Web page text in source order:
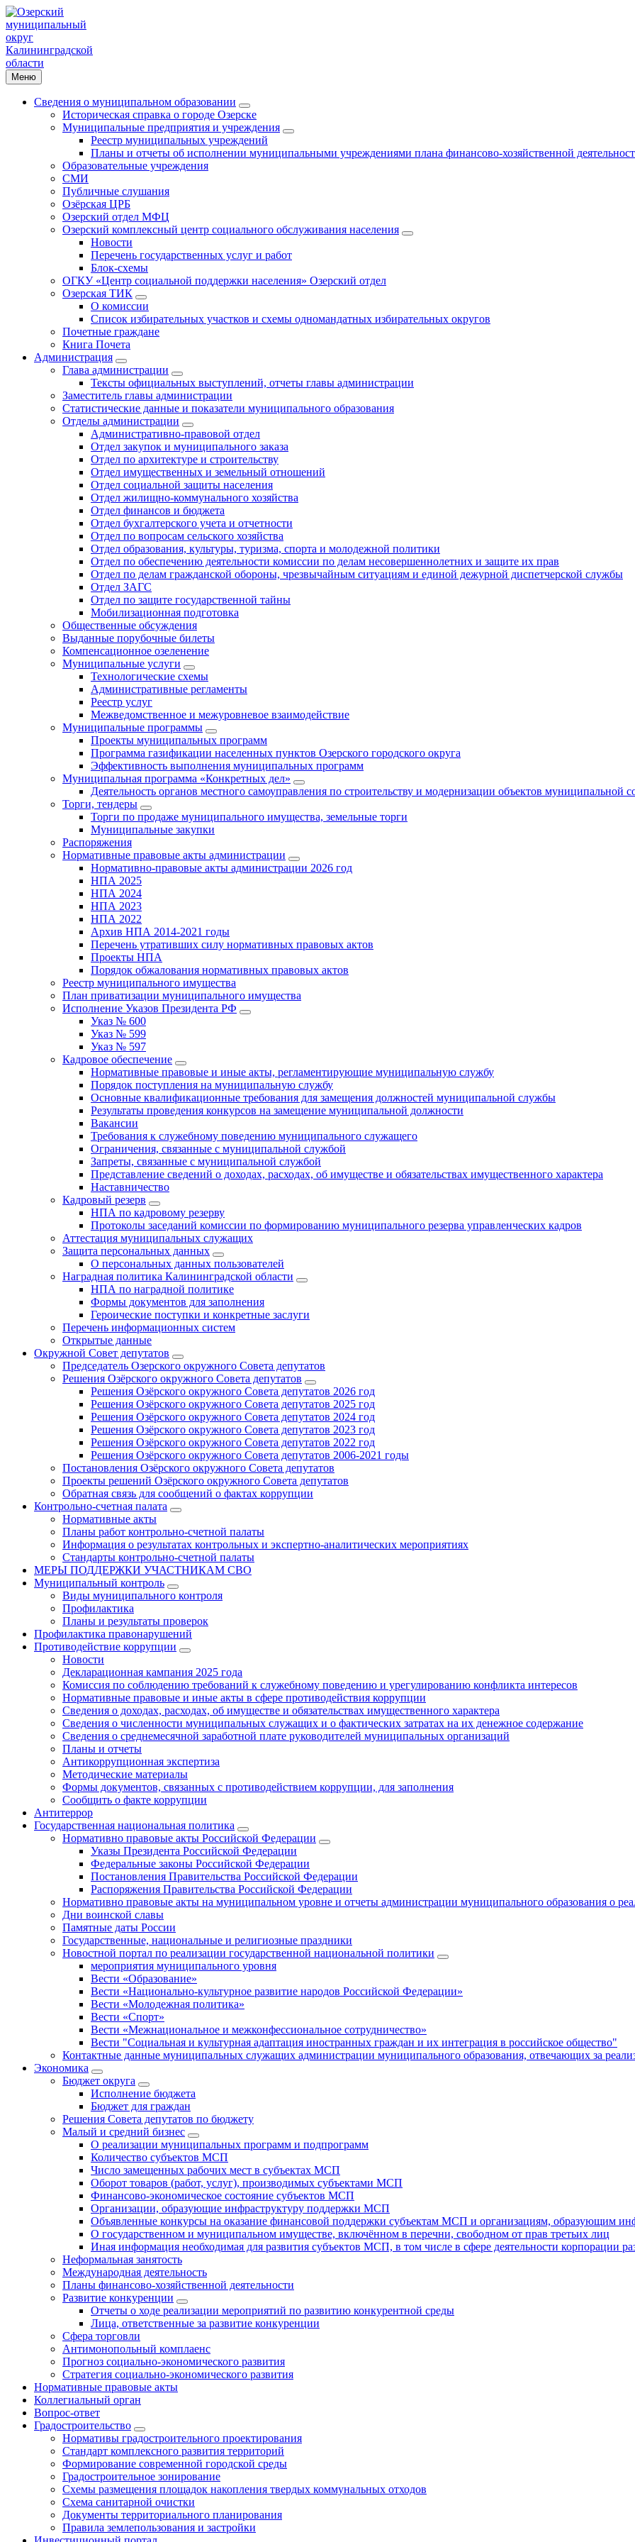
Меню
Сведения о муниципальном образовании
Историческая справка о городе Озерске
Муниципальные предприятия и учреждения
Реестр муниципальных учреждений
Планы и отчеты об исполнении муниципальными учреждениями плана финансово-хозяйственной
Образовательные учреждения
СМИ
Публичные слушания
Озёрская ЦРБ
Озерский отдел МФЦ
Озерский комплексный центр социального обслуживания населения
Новости
Перечень государственных услуг и работ
Блок-схемы
ОГКУ «Центр социальной поддержки населения» Озерский отдел
Озерская ТИК
О комиссии
Список избирательных участков и схемы одномандатных избирательных округов
Почетные граждане
Книга Почета
Администрация
Глава администрации
Тексты официальных выступлений, отчеты главы администрации
Заместитель главы администрации
Статистические данные и показатели муниципального образования
Отделы администрации
Административно-правовой отдел
Отдел закупок и муниципального заказа
Отдел по архитектуре и строительству
Отдел имущественных и земельный отношений
Отдел социальной защиты населения
Отдел жилищно-коммунального хозяйства
Отдел финансов и бюджета
Отдел бухгалтерского учета и отчетности
Отдел по вопросам сельского хозяйства
Отдел образования, культуры, туризма, спорта и молодежной политики
Отдел по обеспечению деятельности комиссии по делам несовершеннолетних и защите их прав
Отдел по делам гражданской обороны, чрезвычайным ситуациям и единой дежурной диспетчерской службы
Отдел ЗАГС
Отдел по защите государственной тайны
Мобилизационная подготовка
Общественные обсуждения
Выданные порубочные билеты
Компенсационное озеленение
Муниципальные услуги
Технологические схемы
Административные регламенты
Реестр услуг
Межведомственное и межуровневое взаимодействие
Муниципальные программы
Проекты муниципальных программ
Программа газификации населенных пунктов Озерского городского округа
Эффективность выполнения муниципальных программ
Муниципальная программа «Конкретных дел»
Деятельность органов местного самоуправления по строительству и модернизации объектов муниципальной
Торги, тендеры
Торги по продаже муниципального имущества, земельные торги
Муниципальные закупки
Распоряжения
Нормативные правовые акты администрации
Нормативно-правовые акты администрации 2026 год
НПА 2025
НПА 2024
НПА 2023
НПА 2022
Архив НПА 2014-2021 годы
Перечень утративших силу нормативных правовых актов
Проекты НПА
Порядок обжалования нормативных правовых актов
Реестр муниципального имущества
План приватизации муниципального имущества
Исполнение Указов Президента РФ
Указ № 600
Указ № 599
Указ № 597
Кадровое обеспечение
Нормативные правовые и иные акты, регламентирующие муниципальную службу
Порядок поступления на муниципальную службу
Основные квалификационные требования для замещения должностей муниципальной службы
Результаты проведения конкурсов на замещение муниципальной должности
Вакансии
Требования к служебному поведению муниципального служащего
Ограничения, связанные с муниципальной службой
Запреты, связанные с муниципальной службой
Представление сведений о доходах, расходах, об имуществе и обязательствах имущественного характера
Наставничество
Кадровый резерв
НПА по кадровому резерву
Протоколы заседаний комиссии по формированию муниципального резерва управленческих кадров
Аттестация муниципальных служащих
Защита персональных данных
О персональных данных пользователей
Наградная политика Калининградской области
НПА по наградной политике
Формы документов для заполнения
Героические поступки и конкретные заслуги
Перечень информационных систем
Открытые данные
Окружной Совет депутатов
Председатель Озерского окружного Совета депутатов
Решения Озёрского окружного Совета депутатов
Решения Озёрского окружного Совета депутатов 2026 год
Решения Озёрского окружного Совета депутатов 2025 год
Решения Озёрского окружного Совета депутатов 2024 год
Решения Озёрского окружного Совета депутатов 2023 год
Решения Озёрского окружного Совета депутатов 2022 год
Решения Озёрского окружного Совета депутатов 2006-2021 годы
Постановления Озёрского окружного Совета депутатов
Проекты решений Озёрского окружного Совета депутатов
Обратная связь для сообщений о фактах коррупции
Контрольно-счетная палата
Нормативные акты
Планы работ контрольно-счетной палаты
Информация о результатах контрольных и экспертно-аналитических мероприятиях
Стандарты контрольно-счетной палаты
МЕРЫ ПОДДЕРЖКИ УЧАСТНИКАМ СВО
Муниципальный контроль
Виды муниципального контроля
Профилактика
Планы и результаты проверок
Профилактика правонарушений
Противодействие коррупции
Новости
Декларационная кампания 2025 года
Комиссия по соблюдению требований к служебному поведению и урегулированию конфликта интересов
Нормативные правовые и иные акты в сфере противодействия коррупции
Сведения о доходах, расходах, об имуществе и обязательствах имущественного характера
Сведения о численности муниципальных служащих и о фактических затратах на их денежное содержание
Сведения о среднемесячной заработной плате руководителей муниципальных организаций
Планы и отчеты
Антикоррупционная экспертиза
Методические материалы
Формы документов, связанных с противодействием коррупции, для заполнения
Сообщить о факте коррупции
Антитеррор
Государственная национальная политика
Нормативно правовые акты Российской Федерации
Указы Президента Российской Федерации
Федеральные законы Российской Федерации
Постановления Правительства Российской Федерации
Распоряжения Правительства Российской Федерации
Нормативно правовые акты на муниципальном уровне и отчеты администрации муниципального образования о
Дни воинской славы
Памятные даты России
Государственные, национальные и религиозные праздники
Новостной портал по реализации государственной национальной политики
мероприятия муниципального уровня
Вести «Образование»
Вести «Национально-культурное развитие народов Российской Федерации»
Вести «Молодежная политика»
Вести «Спорт»
Вести «Межнациональное и межконфессиональное сотрудничество»
Вести "Социальная и культурная адаптация иностранных граждан и их интеграция в российское общество"
Контактные данные муниципальных служащих администрации муниципального образования, отвечающих за
Экономика
Бюджет округa
Исполнение бюджета
Бюджет для граждан
Решения Совета депутатов по бюджету
Малый и средний бизнес
О реализации муниципальных программ и подпрограмм
Количество субъектов МСП
Число замещенных рабочих мест в субъектах МСП
Оборот товаров (работ, услуг), производимых субъектами МСП
Финансово-экономическое состояние субъектов МСП
Организации, образующие инфраструктуру поддержки МСП
Объявленные конкурсы на оказание финансовой поддержки субъектам МСП и организациям, образующим
О государственном и муниципальном имуществе, включённом в перечни, свободном от прав третьих лиц
Иная информация необходимая для развития субъектов МСП, в том числе в сфере деятельности корпорации
Неформальная занятость
Международная деятельность
Планы финансово-хозяйственной деятельности
Развитие конкуренции
Отчеты о ходе реализации мероприятий по развитию конкурентной среды
Лица, ответственные за развитие конкуренции
Сфера торговли
Антимонопольный комплаенс
Прогноз социально-экономического развития
Стратегия социально-экономического развития
Нормативные правовые акты
Коллегиальный орган
Вопрос-ответ
Градостроительство
Нормативы градостроительного проектирования
Стандарт комплексного развития территорий
Формирование современной городской среды
Градостроительное зонирование
Схемы размещения площадок накопления твердых коммунальных отходов
Схема санитарной очистки
Документы территориального планирования
Правила землепользования и застройки